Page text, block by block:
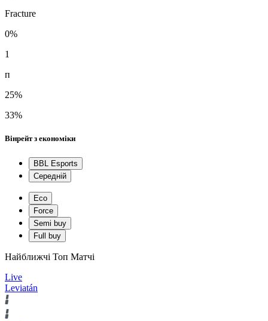
Fracture
0%
1
п
25%
33%
Вінрейт з економіки
BBL Esports
Середній
Eco
Force
Semi buy
Full buy
Найближчі Топ Матчі
Live
Leviatán